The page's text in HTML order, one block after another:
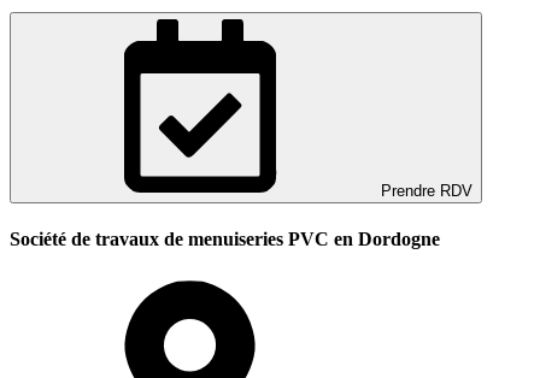
Prendre RDV
Société de travaux de menuiseries PVC en Dordogne